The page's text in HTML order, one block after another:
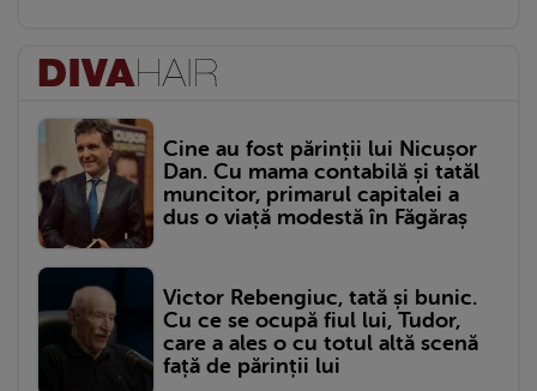
Cine au fost părinții lui Nicușor
Dan. Cu mama contabilă și tatăl
muncitor, primarul capitalei a
dus o viață modestă în Făgăraș
Victor Rebengiuc, tată și bunic.
Cu ce se ocupă fiul lui, Tudor,
care a ales o cu totul altă scenă
față de părinții lui